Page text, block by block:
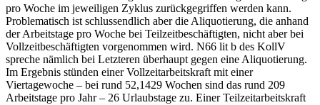
pro Woche im jeweiligen Zyklus zurückgegriffen werden kann.
Problematisch ist schlussendlich aber die Aliquotierung, die anhand
der Arbeitstage pro Woche bei Teilzeitbeschäftigten, nicht aber bei
Vollzeitbeschäftigten vorgenommen wird. N66 lit b des KollV
spreche nämlich bei Letzteren überhaupt gegen eine Aliquotierung.
Im Ergebnis stünden einer Vollzeitarbeitskraft mit einer
Viertagewoche – bei rund 52,1429 Wochen sind das rund 209
Arbeitstage pro Jahr – 26 Urlaubstage zu. Einer Teilzeitarbeitskraft